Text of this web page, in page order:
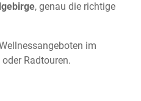
, genau die richtige
im
Radtouren.